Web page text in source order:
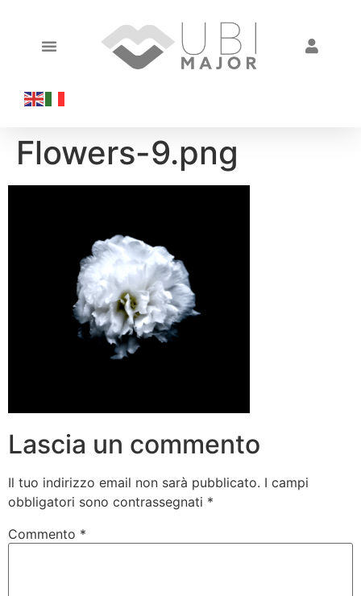
Flowers-9.png
Lascia un commento
Il tuo indirizzo email non sarà pubblicato. I campi
obbligatori sono contrassegnati *
Commento *